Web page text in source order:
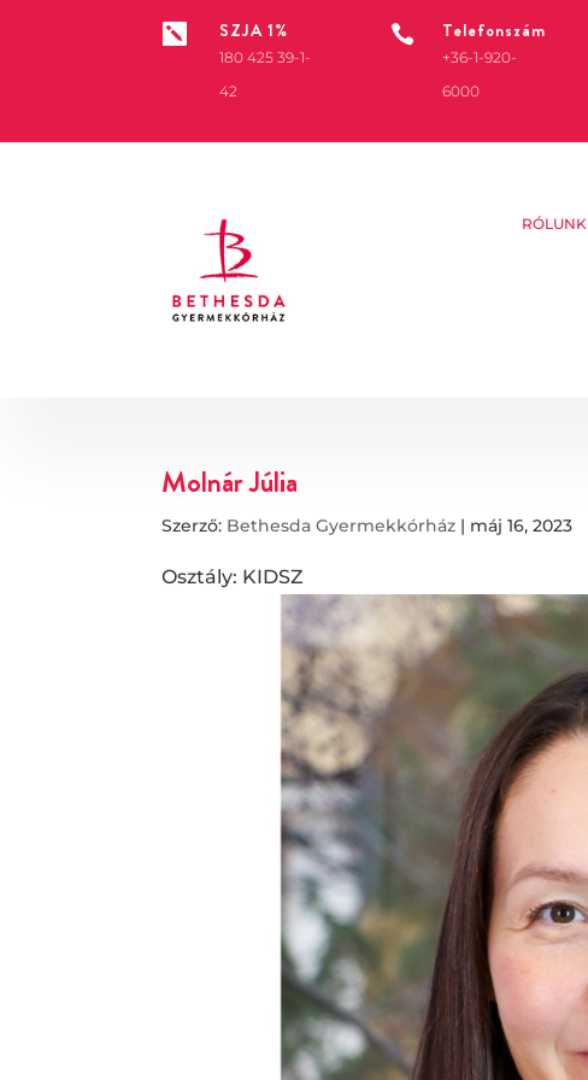
 SZJA 1%
180 425 39-1-
42
 Telefonszám
+36-1-920-
6000
RÓLUNK
Molnár Júlia
Szerző: Bethesda Gyermekkórház | máj 16, 2023
Osztály: KIDSZ